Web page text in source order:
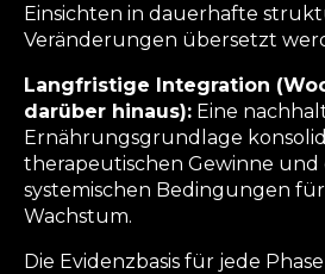
Einsichten in dauerhafte
Veränderungen übersetzt
Langfristige Integration
darüber hinaus): Eine
Ernährungsgrundlage
therapeutischen Gewinne und
systemischen Bedingungen
Wachstum.
Die Evidenzbasis für jede